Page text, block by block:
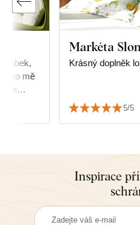
pro mě
Markéta
Krásný doplněk
5/5
Inspirace